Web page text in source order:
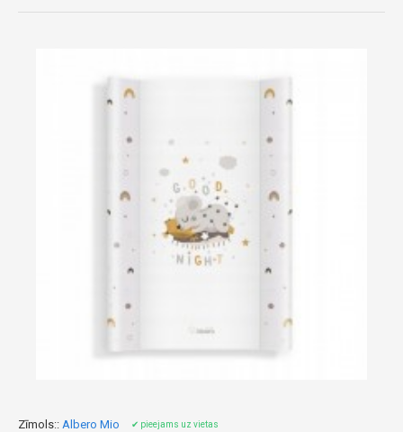
Zīmols:: Albero Mio ✔ pieejams uz vietas